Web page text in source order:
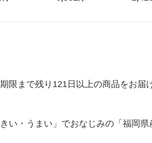
限まで残り121日以上の商品をお届
きい・うまい」でおなじみの「福岡